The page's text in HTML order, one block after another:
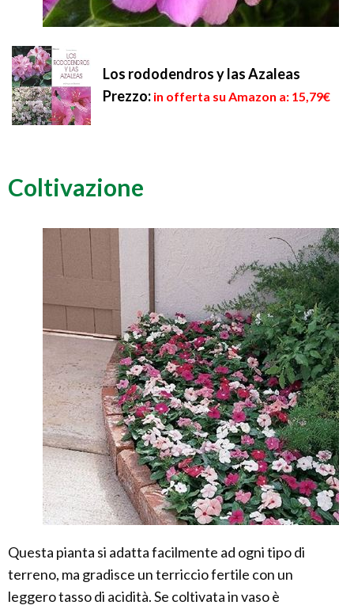
Los rododendros y las Azaleas
Prezzo: in offerta su Amazon a: 15,79€
Coltivazione
Questa pianta si adatta facilmente ad ogni tipo di
terreno, ma gradisce un terriccio fertile con un
leggero tasso di acidità. Se coltivata in vaso è